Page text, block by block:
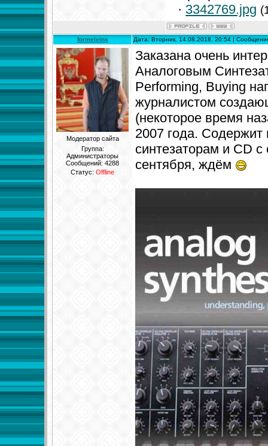
· 3342769.jpg
formeleins Дата: Вторник, 14.08.2018, 20:54 |
Модератор сайта
Группа:
Администраторы
Сообщений:4288
Статус:Offline
Заказана очень
Аналоговым
Performing, Buying
журналистом
(некоторое время
2007 года.
синтезаторам и CD
сентября, ждём